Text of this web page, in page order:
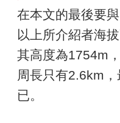
在本文的最後要
以上所介紹者海
其高度為1754m
周長只有2.6km
已。